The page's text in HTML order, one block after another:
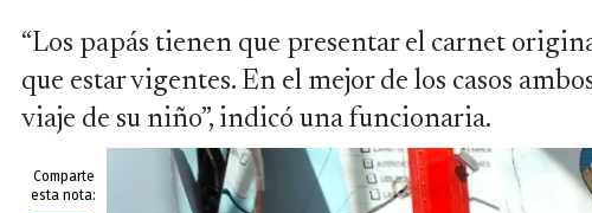
“Los papás tienen que presentar el carnet
que estar vigentes. En el mejor de los casos
viaje de su niño”, indicó una funcionaria.
Comparte
esta nota: